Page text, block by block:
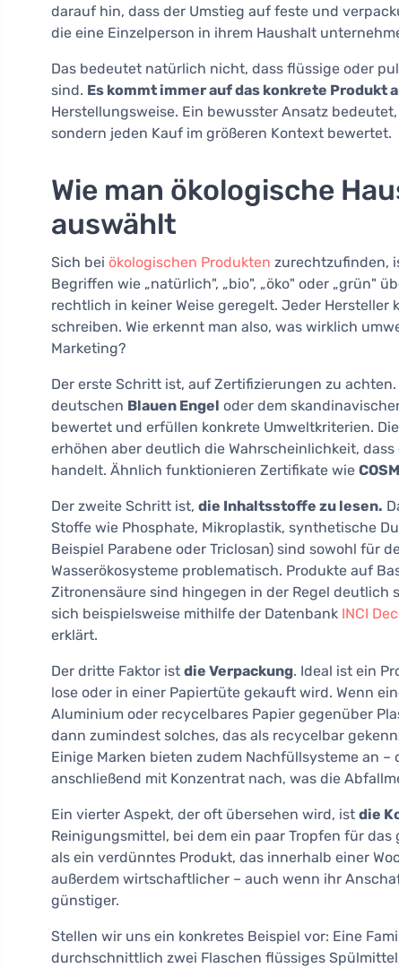
darauf hin, dass der Umstieg auf feste und
die eine Einzelperson in ihrem Haushalt
Das bedeutet natürlich nicht, dass flüssige oder
sind. Es kommt immer auf das konkrete Produkt
Herstellungsweise. Ein bewusster Ansatz
sondern jeden Kauf im größeren Kontext bewertet.
Wie man ökologische
auswählt
Sich bei ökologischen Produkten zurechtzufinden,
Begriffen wie „natürlich", „bio", „öko" oder „grün"
rechtlich in keiner Weise geregelt. Jeder
schreiben. Wie erkennt man also, was wirklich
Marketing?
Der erste Schritt ist, auf Zertifizierungen zu
deutschen Blauen Engel oder dem
bewertet und erfüllen konkrete Umweltkriterien.
erhöhen aber deutlich die Wahrscheinlichkeit,
handelt. Ähnlich funktionieren Zertifikate wie
Der zweite Schritt ist, die Inhaltsstoffe zu lesen.
Stoffe wie Phosphate, Mikroplastik, synthetische
Beispiel Parabene oder Triclosan) sind sowohl für
Wasserökosysteme problematisch. Produkte auf
Zitronensäure sind hingegen in der Regel deutlich
sich beispielsweise mithilfe der Datenbank INCI
erklärt.
Der dritte Faktor ist die Verpackung. Ideal ist ein
lose oder in einer Papiertüte gekauft wird. Wenn
Aluminium oder recycelbares Papier gegenüber
dann zumindest solches, das als recycelbar
Einige Marken bieten zudem Nachfüllsysteme an
anschließend mit Konzentrat nach, was die
Ein vierter Aspekt, der oft übersehen wird, ist die
Reinigungsmittel, bei dem ein paar Tropfen für
als ein verdünntes Produkt, das innerhalb einer
außerdem wirtschaftlicher – auch wenn ihr
günstiger.
Stellen wir uns ein konkretes Beispiel vor: Eine
durchschnittlich zwei Flaschen flüssiges